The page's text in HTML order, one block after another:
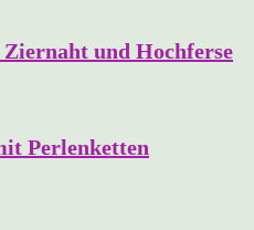
und Hochferse
Perlenketten